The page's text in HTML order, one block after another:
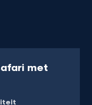
met